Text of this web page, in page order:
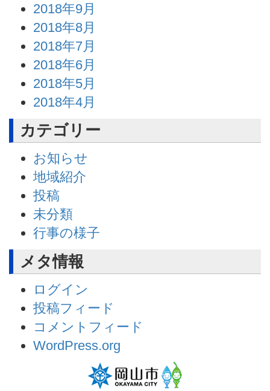
2018年9月
2018年8月
2018年7月
2018年6月
2018年5月
2018年4月
カテゴリー
お知らせ
地域紹介
投稿
未分類
行事の様子
メタ情報
ログイン
投稿フィード
コメントフィード
WordPress.org